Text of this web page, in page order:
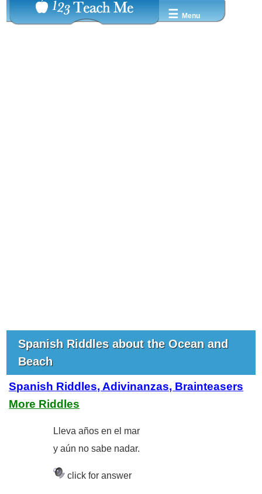
☰ Menu
Spanish Riddles about the Ocean and
Beach
Spanish Riddles, Adivinanzas, Brainteasers
More Riddles
Lleva años en el mar
y aún no sabe nadar.
click for answer